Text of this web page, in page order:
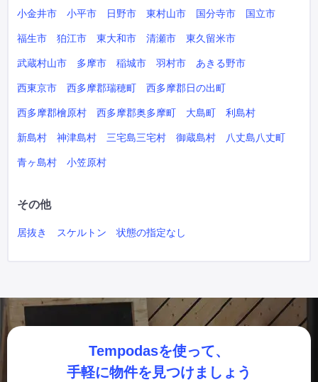
小金井市 小平市 日野市 東村山市 国分寺市 国立市
福生市 狛江市 東大和市 清瀬市 東久留米市
武蔵村山市 多摩市 稲城市 羽村市 あきる野市
西東京市 西多摩郡瑞穂町 西多摩郡日の出町
西多摩郡檜原村 西多摩郡奥多摩町 大島町 利島村
新島村 神津島村 三宅島三宅村 御蔵島村 八丈島八丈町
青ヶ島村 小笠原村
その他
居抜き スケルトン 状態の指定なし
Tempodasを使って、
手軽に物件を見つけましょう